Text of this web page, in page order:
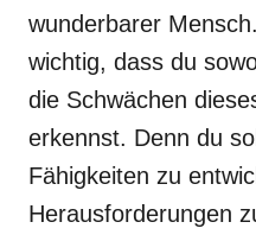
wunderbarer
wichtig, dass du
die Schwächen
erkennst. Denn du
Fähigkeiten zu
Herausforderungen